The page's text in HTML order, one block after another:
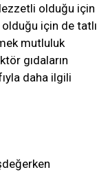
olduğu için
için de tatlı
mutluluk
gıdaların
daha ilgili